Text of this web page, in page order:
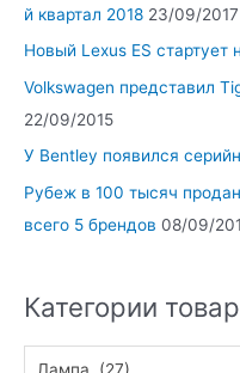
й квартал 2018 23/09/2017
Новый Lexus ES стартует
Volkswagen представил
22/09/2015
У Bentley появился
Рубеж в 100 тысяч
всего 5 брендов 08/09/
Категории
Лампа (27)